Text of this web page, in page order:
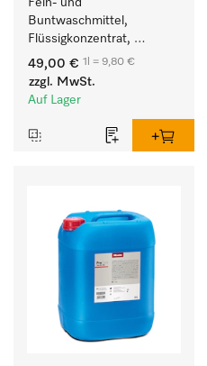
Fein- und
Buntwaschmittel,
Flüssigkonzentrat,
mildalkalisch, 5 l zur
Reinigung von
Buntwäsche und
49,00 € 1l = 9,80 €
zzgl. MwSt.
Auf Lager